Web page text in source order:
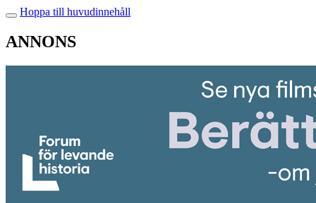
Hoppa till huvudinnehåll
ANNONS